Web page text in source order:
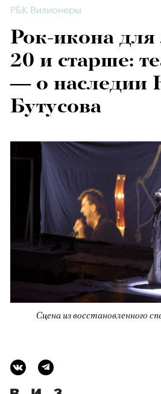
РБК Визионеры
Рок-икона
20 и старше:
— о наследии
Бутусова
Сцена из восстановленного